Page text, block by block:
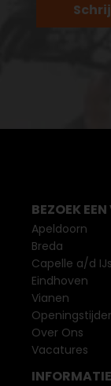
BEZOEK
Apeldoorn
Breda
Capelle a/d
Eindhoven
Vianen
Over Ons
Vacatures
INFORMATIE